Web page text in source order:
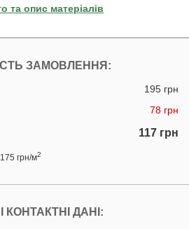
та опис матеріалів
ЗАМОВЛЕННЯ:
195 грн
78 грн
117 грн
грн/м2
КОНТАКТНІ ДАНІ: